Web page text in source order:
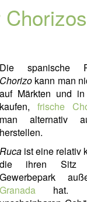
Die spanische
Chorizokann man
auf Märkten und in
kaufen, frische
man alternativ
herstellen.
Rucaist eine relativ
die ihren Sitz
Gewerbepark
Granadahat.